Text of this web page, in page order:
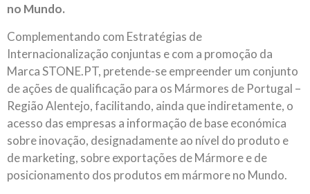
no Mundo.
Complementando com Estratégias de
Internacionalização conjuntas e com a promoção da
Marca STONE.PT, pretende-se empreender um conjunto
de ações de qualificação para os Mármores de Portugal –
Região Alentejo, facilitando, ainda que indiretamente, o
acesso das empresas a informação de base económica
sobre inovação, designadamente ao nível do produto e
de marketing, sobre exportações de Mármore e de
posicionamento dos produtos em mármore no Mundo.